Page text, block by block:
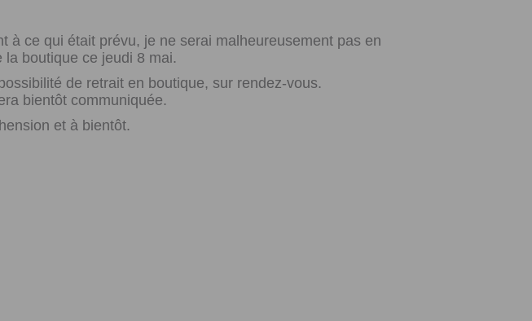
à ce qui était prévu, je ne serai malheureusement pas en
la boutique ce jeudi 8 mai.
de retrait en boutique, sur rendez-vous.
bientôt communiquée.
et à bientôt.